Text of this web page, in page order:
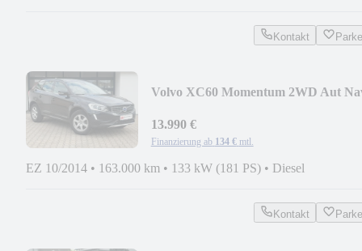
Kontakt
Volvo XC60 Momentum 2WD Aut
13.990 €
Finanzierung ab 134 € mtl.
EZ 10/2014 • 163.000 km • 133 kW (181 PS) • Diesel
Kontakt